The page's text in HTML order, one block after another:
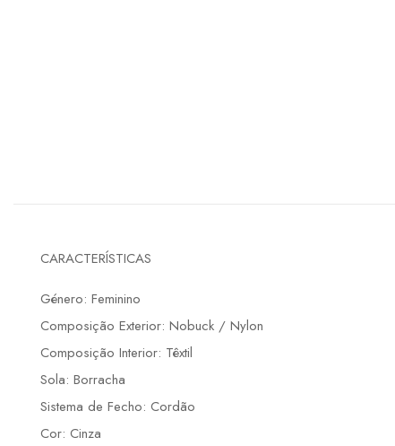
CARACTERÍSTICAS
Género: Feminino
Composição Exterior: Nobuck / Nylon
Composição Interior: Têxtil
Sola: Borracha
Sistema de Fecho: Cordão
Cor: Cinza